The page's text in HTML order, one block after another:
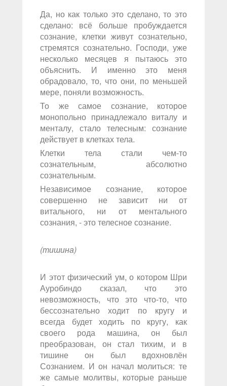
Да, но как только это сделано, то это
сделано: всё больше пробуждается
сознание, клетки живут сознательно,
стремятся сознательно. Господи, уже
несколько месяцев я пытаюсь это
объяснить. И именно это меня
обрадовало, то, что они, по меньшей
мере, поняли возможность.
То же самое сознание, которое
монопольно принадлежало виталу и
менталу, стало телесным: сознание
действует в клетках тела.
Клетки тела стали чем-то
сознательным, абсолютно
сознательным.
Независимое сознание, которое
совершенно не зависит ни от
витального, ни от ментального
сознания, - это телесное сознание.
(тишина)
И этот физический ум, о котором Шри
Ауробиндо сказал, что это
невозможность, что это что-то, что
бессознательно ходит по кругу и
всегда будет ходить по кругу, как
своего рода машина, он был
преобразован, он стал тихим, и в
тишине он был вдохновлён
Сознанием. И он начал молиться: те
же самые молитвы, которые раньше